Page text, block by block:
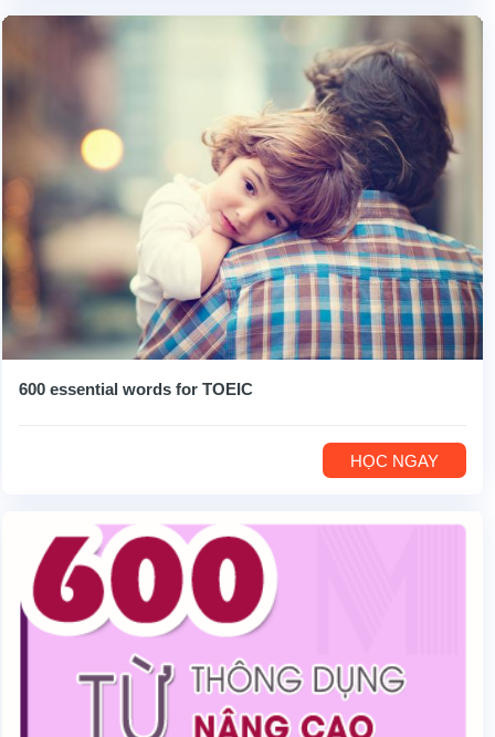
600 essential words for TOEIC
HỌC NGAY